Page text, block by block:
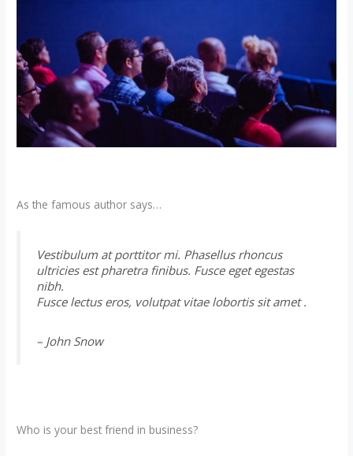
As the famous author says…
Vestibulum at porttitor mi. Phasellus rhoncus
ultricies est pharetra finibus. Fusce eget egestas
nibh.
Fusce lectus eros, volutpat vitae lobortis sit amet .
– John Snow
Who is your best friend in business?